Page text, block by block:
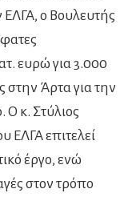
ΕΛΓΑ, ο Βουλευτής
ευρώ για 3.000
στην Άρτα για την
Ο κ. Στύλιος
ΕΛΓΑ επιτελεί
έργο, ενώ
στον τρόπο